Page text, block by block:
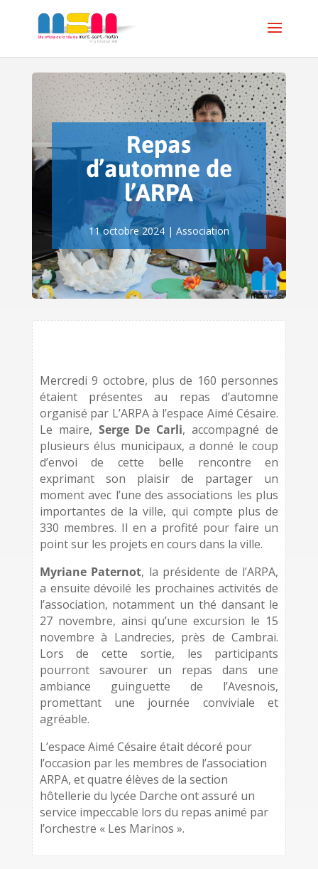
Repas
d’automne de
l’ARPA
11 octobre 2024| Association
Mercredi 9 octobre, plus de 160 personnes
étaient présentes au repas d’automne
organisé par L’ARPA à l’espace Aimé Césaire.
Le maire, Serge De Carli, accompagné de
plusieurs élus municipaux, a donné le coup
d’envoi de cette belle rencontre en
exprimant son plaisir de partager un
moment avec l’une des associations les plus
importantes de la ville, qui compte plus de
330 membres. Il en a profité pour faire un
point sur les projets en cours dans la ville.
Myriane Paternot, la présidente de l’ARPA,
a ensuite dévoilé les prochaines activités de
l’association, notamment un thé dansant le
27 novembre, ainsi qu’une excursion le 15
novembre à Landrecies, près de Cambrai.
Lors de cette sortie, les participants
pourront savourer un repas dans une
ambiance guinguette de l’Avesnois,
promettant une journée conviviale et
agréable.
L’espace Aimé Césaire était décoré pour
l’occasion par les membres de l’association
ARPA, et quatre élèves de la section
hôtellerie du lycée Darche ont assuré un
service impeccable lors du repas animé par
l’orchestre « Les Marinos ».